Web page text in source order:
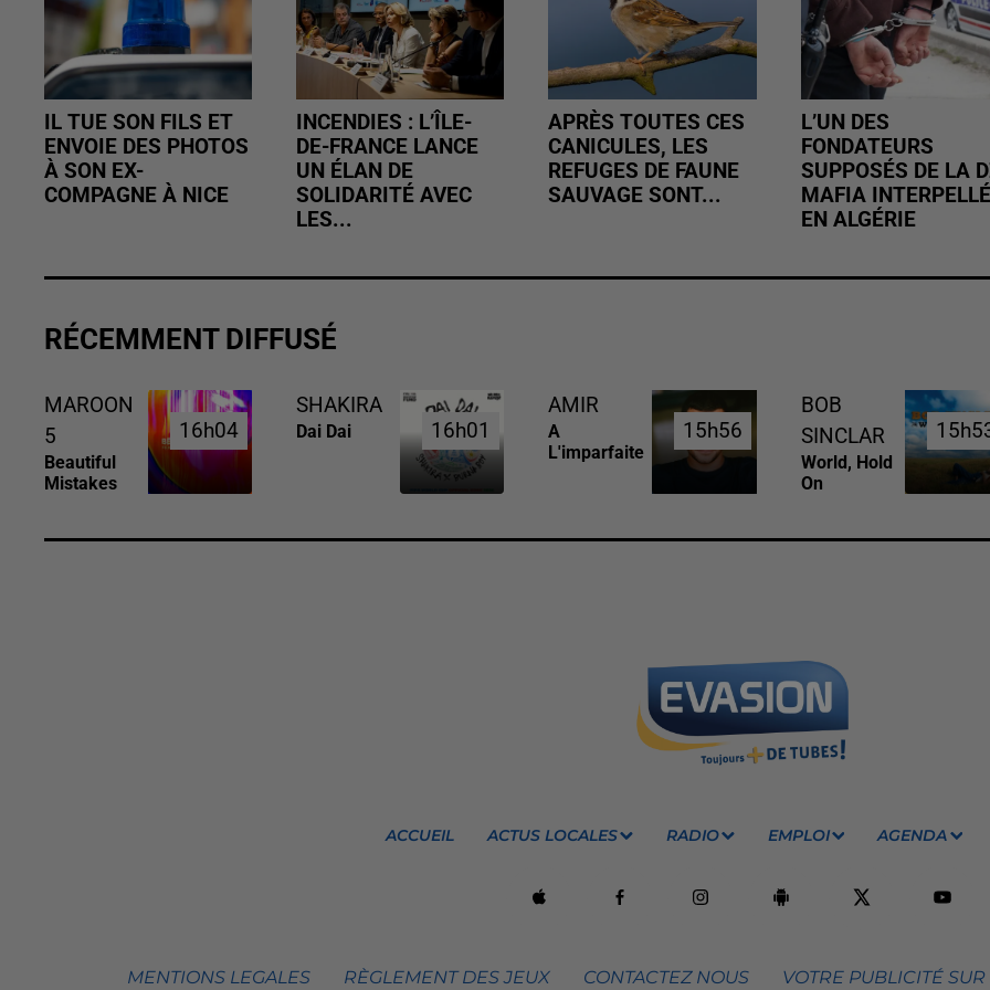
IL TUE SON FILS ET
ENVOIE DES PHOTOS
À SON EX-
COMPAGNE À NICE
INCENDIES : L’ÎLE-
DE-FRANCE LANCE
UN ÉLAN DE
SOLIDARITÉ AVEC
LES...
APRÈS TOUTES CES
CANICULES, LES
REFUGES DE FAUNE
SAUVAGE SONT...
L’UN DES
FONDATEURS
SUPPOSÉS DE LA
MAFIA INTERPELLÉ
EN ALGÉRIE
RÉCEMMENT DIFFUSÉ
MAROON
5
Beautiful
Mistakes
16h04
16h04
SHAKIRA
Dai Dai 16h01
16h01
AMIR
A
L'imparfaite
15h56
15h56
BOB
SINCLAR
World, Hold
On
ACCUEIL ACTUS LOCALES RADIO EMPLOI AGENDA
MENTIONS LEGALES RÈGLEMENT DES JEUX CONTACTEZ NOUS VOTRE PUBLICITÉ